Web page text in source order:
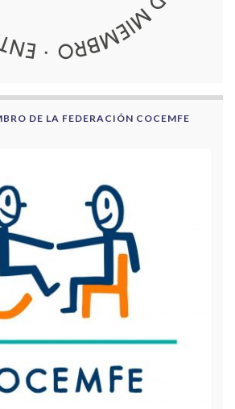
DE LA FEDERACIÓN COCEMFE